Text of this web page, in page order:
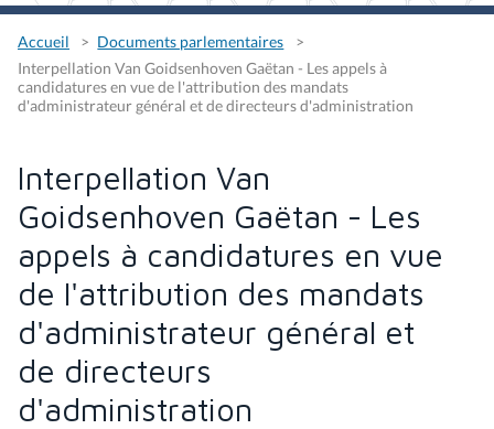
Accueil
Documents parlementaires
Interpellation Van Goidsenhoven Gaëtan - Les appels à
candidatures en vue de l'attribution des mandats
d'administrateur général et de directeurs d'administration
Interpellation Van
Goidsenhoven Gaëtan - Les
appels à candidatures en vue
de l'attribution des mandats
d'administrateur général et
de directeurs
d'administration